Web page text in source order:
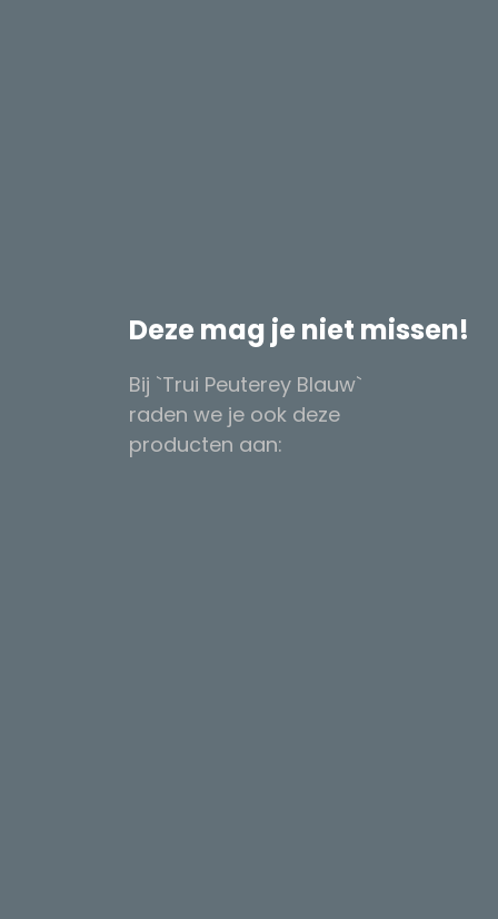
Deze mag je niet missen!
Bij `Trui Peuterey Blauw`
raden we je ook deze
producten aan: